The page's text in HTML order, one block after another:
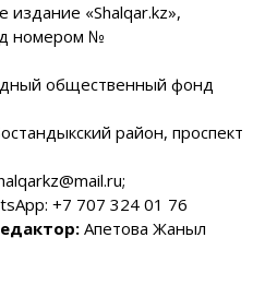
«Shalqar.kz»,
номером №
общественный фонд
район, проспект
+7 707 324 01 76
Апетова Жаныл